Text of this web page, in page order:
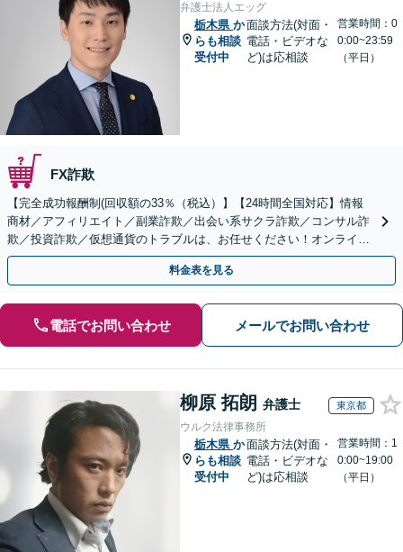
弁護士法人エッグ
栃木県 か
らも相談
受付中
面談方法(対面・
電話・ビデオな
ど)は応相談
営業時間：0
0:00~23:59
（平日）
FX詐欺
【完全成功報酬制(回収額の33％（税込）】【24時間全国対応】情報
商材／アフィリエイト／副業詐欺／出会い系サクラ詐欺／コンサル詐
欺／投資詐欺／仮想通貨のトラブルは、お任せください！オンライン
のみで解決も可能！
料金表を見る
電話でお問い合わせ メールでお問い合わせ
柳原 拓朗 弁護士 東京都
ウルク法律事務所
栃木県 か
らも相談
受付中
面談方法(対面・
電話・ビデオな
ど)は応相談
営業時間：1
0:00~19:00
（平日）